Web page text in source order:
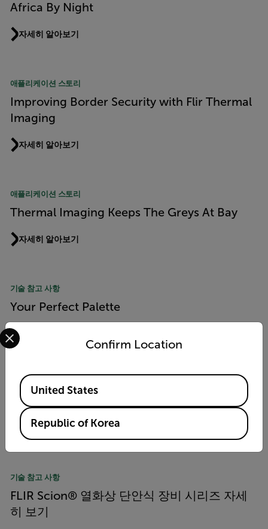
Africa By Night
자세히 알아보기
애플리케이션 스토리
Improving Border Security with Flir Thermal
Imaging
자세히 알아보기
애플리케이션 스토리
Thermal Imaging Keeps The Greys At Bay
자세히 알아보기
기술 참고 사항
Your Perfect Palette
자세히 알아보기
애플리케이션 스토리
야생 동물을 식별하기 위한 완벽한 장비
자세히 알아보기
기술 참고 사항
FLIR Scion® 열화상 단안식 장비 시리즈 자세
히 보기
Confirm Location
Select your preferred country and language from the
Available Locations
United States
Republic of Korea